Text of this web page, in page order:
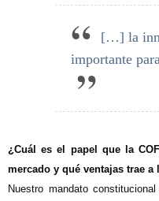
[…] la
importante
¿Cuál es el papel que la
mercado y qué ventajas trae
Nuestro mandato